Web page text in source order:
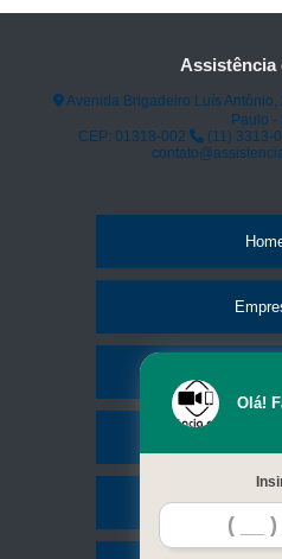
Assistência
Avenida Brigadeiro Luís
Paulo -
CEP: 01318-002
(11) 3313-
Olá!